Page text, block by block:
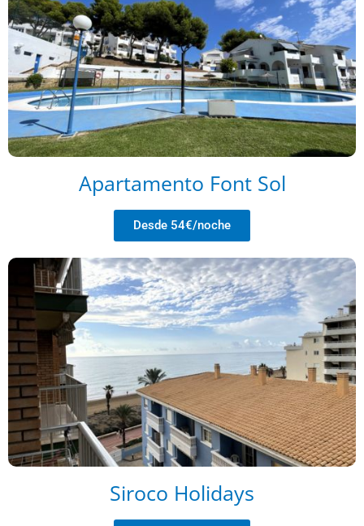
Apartamento Font Sol
Desde 54€/noche
Siroco Holidays